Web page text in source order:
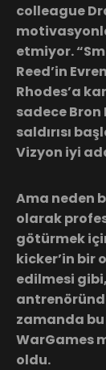
colleague
etmiyor.
Reed’in
Rhodes’a
sadece
saldırısı
Vizyon iyi
Ama neden
olarak
götürmek
kicker’in bir
edilmesi
zamanda bu
WarGames
oldu.